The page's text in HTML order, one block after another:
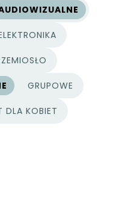
GRUPOWE
DLA KOBIET